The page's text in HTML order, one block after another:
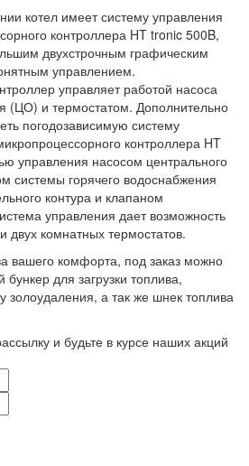
котел имеет систему управления
контроллера HT tronic 500B,
двухстрочным графическим
управлением.
управляет работой насоса
(ЦО) и термостатом. Дополнительно
погодозависимую систему
контроллера HT
управления насосом центрального
системы горячего водоснабжения
контура и клапаном
управления дает возможность
двух комнатных термостатов.
вашего комфорта, под заказ можно
для загрузки топлива,
золоудаления, а так же шнек топлива
и будьте в курсе наших акций